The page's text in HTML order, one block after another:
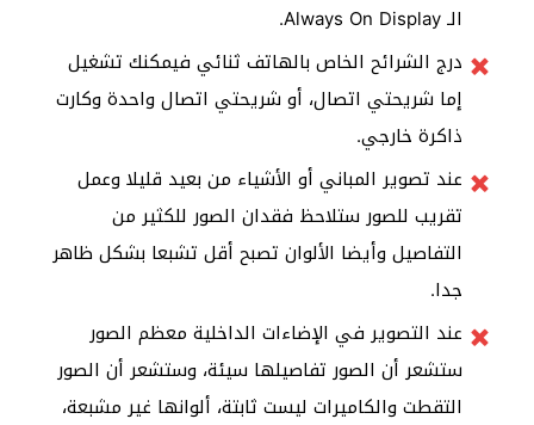
الـ Always On Display.
درج الشرائح الخاص بالهاتف ثنائي فيمكنك تشغيل
إما شريحتي اتصال، أو شريحتي اتصال واحدة وكارت
ذاكرة خارجي.
عند تصوير المباني أو الأشياء من بعيد قليلا وعمل
تقريب للصور ستلاحظ فقدان الصور للكثير من
التفاصيل وأيضا الألوان تصبح أقل تشبعا بشكل ظاهر
جدا.
عند التصوير في الإضاءات الداخلية معظم الصور
ستشعر أن الصور تفاصيلها سيئة، وستشعر أن الصور
التقطت والكاميرات ليست ثابتة، ألوانها غير مشبعة،